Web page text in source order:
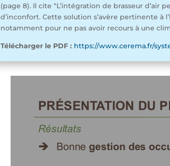
(page 8). Il cite “L’intégration de brasseur
d’inconfort. Cette solution s’avère pertinente à
notamment pour ne pas avoir recours à une
Télécharger le PDF : https://www.cerema.fr/